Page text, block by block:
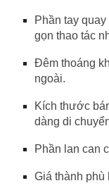
Phần tay
gọn thao tác
Đêm thoáng
ngoài.
Kích thước
dàng di
Phần lan can
Giá thành